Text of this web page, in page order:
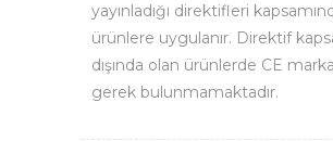
yayınladığı direktifleri
ürünlere uygulanır. Direktif
dışında olan ürünlerde CE
gerek bulunmamaktadır.